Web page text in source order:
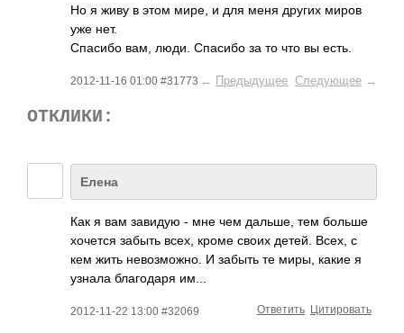
Но я живу в этом мире, и для меня других миров
уже нет.
Спасибо вам, люди. Спасибо за то что вы есть.
2012-11-16 01:00 #31773 ← Предыдущее Следующее →
ОТКЛИКИ:
Елена
Как я вам завидую - мне чем дальше, тем больше
хочется забыть всех, кроме своих детей. Всех, с
кем жить невозможно. И забыть те миры, какие я
узнала благодаря им...
2012-11-22 13:00 #32069 Цитировать
Ответить